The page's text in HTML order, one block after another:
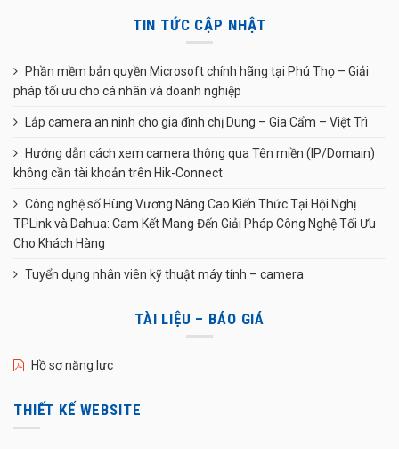
TIN TỨC CẬP NHẬT
Phần mềm bản quyền Microsoft chính hãng tại Phú Thọ – Giải
pháp tối ưu cho cá nhân và doanh nghiệp
Lắp camera an ninh cho gia đình chị Dung – Gia Cẩm – Việt Trì
Hướng dẫn cách xem camera thông qua Tên miền (IP/Domain)
không cần tài khoản trên Hik-Connect
Công nghệ số Hùng Vương Nâng Cao Kiến Thức Tại Hội Nghị
TPLink và Dahua: Cam Kết Mang Đến Giải Pháp Công Nghệ Tối Ưu
Cho Khách Hàng
Tuyển dụng nhân viên kỹ thuật máy tính – camera
TÀI LIỆU – BÁO GIÁ
Hồ sơ năng lực
THIẾT KẾ WEBSITE